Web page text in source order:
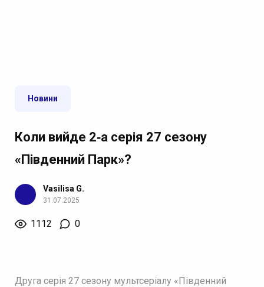
Новини
Коли вийде 2‑а серія 27 сезону
«Південний Парк»?
Vasilisa G.
31.07.2025
1112 0
Друга серія 27 сезону мультсеріалу «Південний